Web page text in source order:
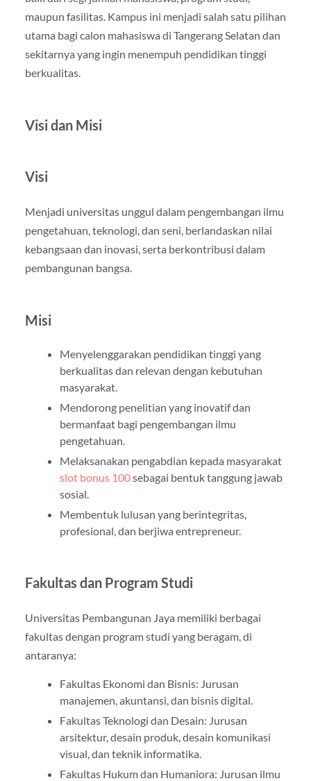
maupun fasilitas. Kampus ini menjadi salah satu pilihan
utama bagi calon mahasiswa di Tangerang Selatan dan
sekitarnya yang ingin menempuh pendidikan tinggi
berkualitas.
Visi dan Misi
Visi
Menjadi universitas unggul dalam pengembangan ilmu
pengetahuan, teknologi, dan seni, berlandaskan nilai
kebangsaan dan inovasi, serta berkontribusi dalam
pembangunan bangsa.
Misi
Menyelenggarakan pendidikan tinggi yang
berkualitas dan relevan dengan kebutuhan
masyarakat.
Mendorong penelitian yang inovatif dan
bermanfaat bagi pengembangan ilmu
pengetahuan.
Melaksanakan pengabdian kepada masyarakat
slot bonus 100sebagai bentuk tanggung jawab
sosial.
Membentuk lulusan yang berintegritas,
profesional, dan berjiwa entrepreneur.
Fakultas dan Program Studi
Universitas Pembangunan Jaya memiliki berbagai
fakultas dengan program studi yang beragam, di
antaranya:
Fakultas Ekonomi dan Bisnis: Jurusan
manajemen, akuntansi, dan bisnis digital.
Fakultas Teknologi dan Desain: Jurusan
arsitektur, desain produk, desain komunikasi
visual, dan teknik informatika.
Fakultas Hukum dan Humaniora: Jurusan ilmu